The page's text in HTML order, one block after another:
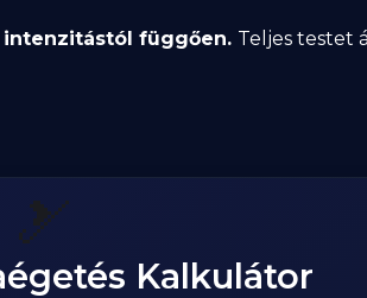
intenzitástól függően. Teljes testet
🎿
Kalkulátor